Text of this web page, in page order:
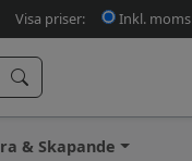
Visa priser: Inkl. moms
& Skapande